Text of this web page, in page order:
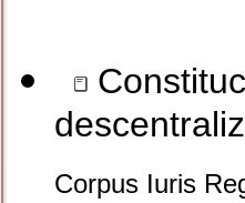
Corpus Iuris